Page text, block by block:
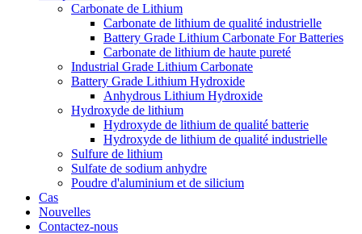
Carbonate de Lithium
Carbonate de lithium de qualité industrielle
Battery Grade Lithium Carbonate For Batteries
Carbonate de lithium de haute pureté
Industrial Grade Lithium Carbonate
Battery Grade Lithium Hydroxide
Anhydrous Lithium Hydroxide
Hydroxyde de lithium
Hydroxyde de lithium de qualité batterie
Hydroxyde de lithium de qualité industrielle
Sulfure de lithium
Sulfate de sodium anhydre
Poudre d'aluminium et de silicium
Cas
Nouvelles
Contactez-nous